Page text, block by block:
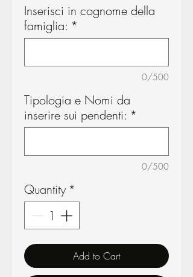
Inserisci in cognome della
famiglia: *
0/500
Tipologia e Nomi da
inserire sui pendenti: *
0/500
Quantity *
Add to Cart